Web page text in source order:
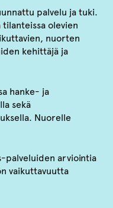
palvelu ja tuki.
tilanteissa olevien
nuorten
kehittäjä ja
hanke- ja
sekä
Nuorelle
palveluiden arviointia
vaikuttavuutta